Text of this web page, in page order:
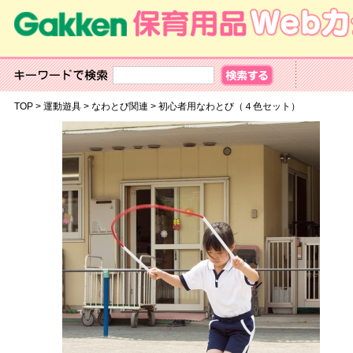
TOP> 運動遊具> なわとび関連 > 初心者用なわとび（４色セット）